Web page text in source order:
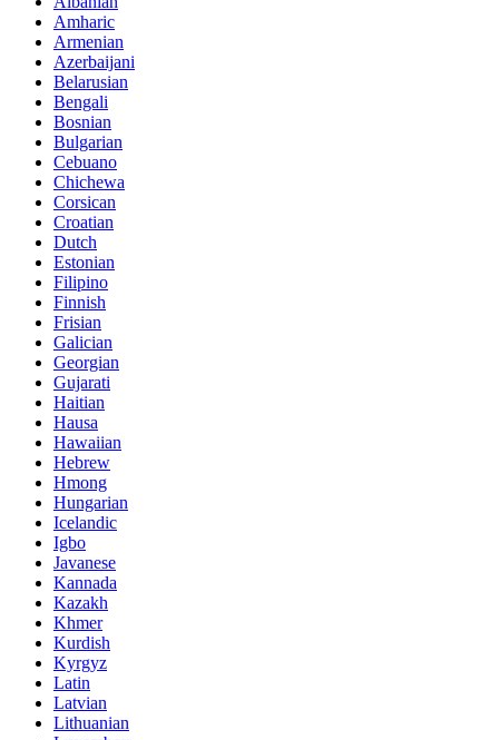
Amharic
Armenian
Azerbaijani
Belarusian
Bengali
Bosnian
Bulgarian
Cebuano
Chichewa
Corsican
Croatian
Dutch
Estonian
Filipino
Finnish
Frisian
Galician
Georgian
Gujarati
Haitian
Hausa
Hawaiian
Hebrew
Hmong
Hungarian
Icelandic
Igbo
Javanese
Kannada
Kazakh
Khmer
Kurdish
Kyrgyz
Latin
Latvian
Lithuanian